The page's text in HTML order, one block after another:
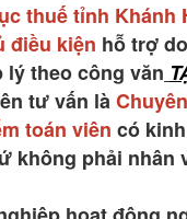
thuếtỉnh Khánh
điều kiện hỗ trợ
lý theo công văn
tư vấn là
toán viên có
không phải nhân